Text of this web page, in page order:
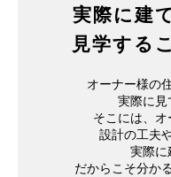
実際に建
見学する
オーナー様の
実際に見
そこには、オ
設計の工夫
実際に
だからこそ分か